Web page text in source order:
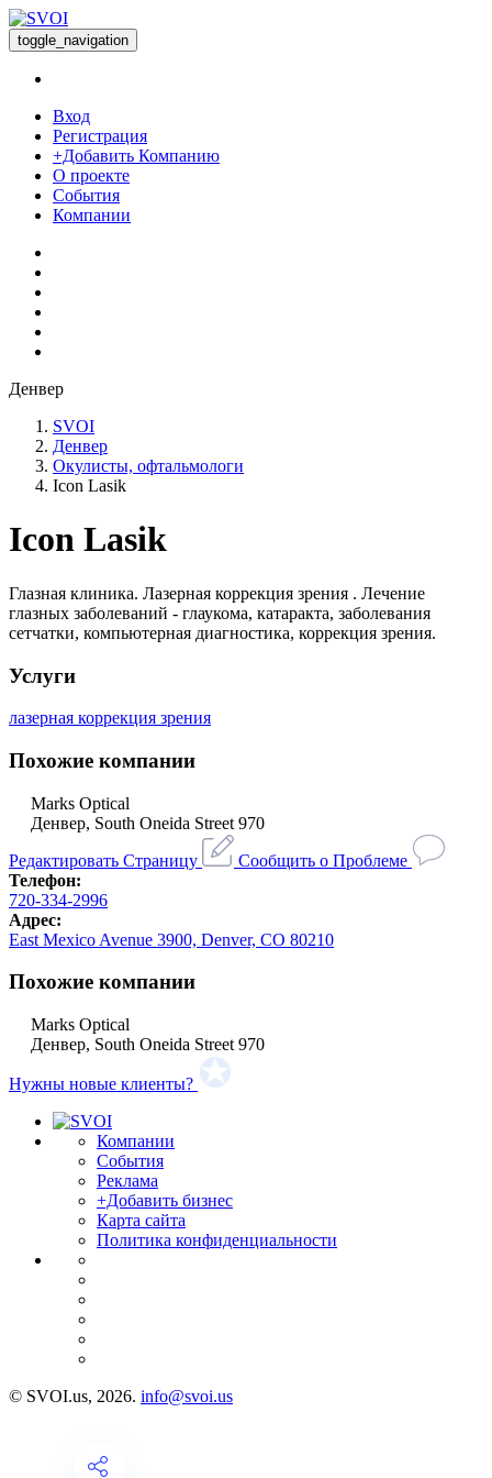
toggle_navigation
Вход
Регистрация
+Добавить Компанию
О проекте
События
Компании
Денвер
SVOI
Денвер
Окулисты, офтальмологи
Icon Lasik
Icon Lasik
Глазная клиника. Лазерная коррекция зрения . Лечение
глазных заболеваний - глаукома, катаракта, заболевания
сетчатки, компьютерная диагностика, коррекция зрения.
Услуги
лазерная коррекция зрения
Похожие компании
Marks Optical
Денвер, South Oneida Street 970
Редактировать Страницу
Сообщить о Проблеме
Телефон:
720-334-2996
Адрес:
East Mexico Avenue 3900, Denver, CO 80210
Похожие компании
Marks Optical
Денвер, South Oneida Street 970
Нужны новые клиенты?
Компании
События
Реклама
+Добавить бизнес
Карта сайта
Политика конфиденциальности
© SVOI.us, 2026. info@svoi.us